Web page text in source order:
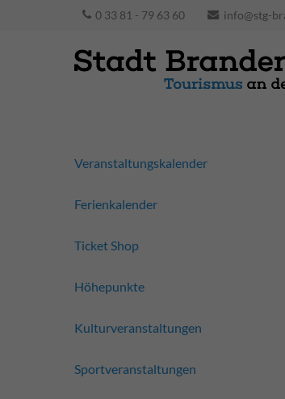
0 33 81 - 79 63 60 info@stg-
Veranstaltungskalender
Ferienkalender
Ticket Shop
Höhepunkte
Kulturveranstaltungen
Sportveranstaltungen